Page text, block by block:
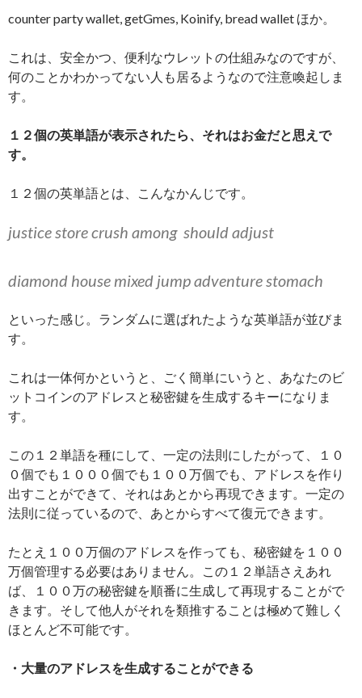
counter party wallet, getGmes, Koinify, bread wallet ほか。
これは、安全かつ、便利なウレットの仕組みなのですが、
何のことかわかってない人も居るようなので注意喚起しま
す。
１２個の英単語が表示されたら、それはお金だと思えで
す。
１２個の英単語とは、こんなかんじです。
justice store crush among should adjust
diamond house mixed jump adventure stomach
といった感じ。ランダムに選ばれたような英単語が並びま
す。
これは一体何かというと、ごく簡単にいうと、あなたのビ
ットコインのアドレスと秘密鍵を生成するキーになりま
す。
この１２単語を種にして、一定の法則にしたがって、１０
０個でも１０００個でも１００万個でも、アドレスを作り
出すことができて、それはあとから再現できます。一定の
法則に従っているので、あとからすべて復元できます。
たとえ１００万個のアドレスを作っても、秘密鍵を１００
万個管理する必要はありません。この１２単語さえあれ
ば、１００万の秘密鍵を順番に生成して再現することがで
きます。そして他人がそれを類推することは極めて難しく
ほとんど不可能です。
・大量のアドレスを生成することができる